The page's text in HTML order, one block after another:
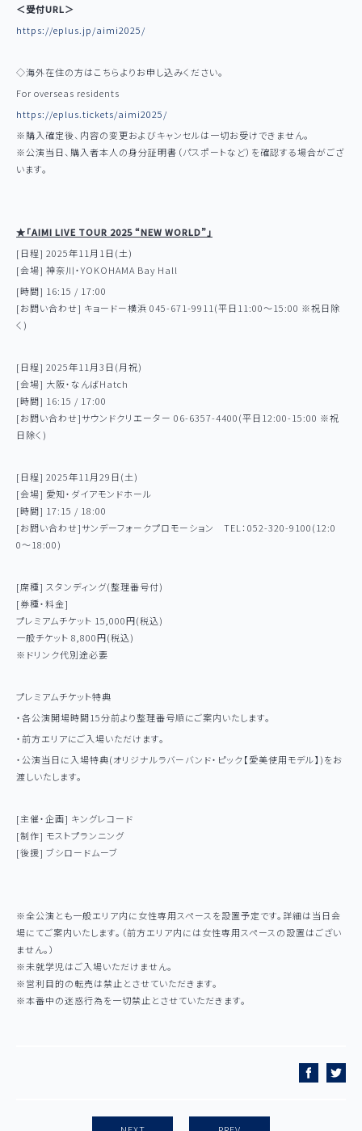
Profile
Link
＜受付URL＞
https://eplus.jp/aimi2025/
◇海外在住の方はこちらよりお申し込みください。
For overseas residents
https://eplus.tickets/aimi2025/
※購入確定後、内容の変更およびキャンセルは一切お受けできません。
※公演当日、購入者本人の身分証明書（パスポートなど）を確認する場合がござ
います。
★「AIMI LIVE TOUR 2025 “NEW WORLD”」
[日程] 2025年11月1日(土)
[会場] 神奈川・YOKOHAMA Bay Hall
[時間] 16:15 / 17:00
[お問い合わせ] キョードー横浜 045-671-9911(平日11:00〜15:00 ※祝日除
く)
[日程] 2025年11月3日(月祝)
[会場] 大阪・なんばHatch
[時間] 16:15 / 17:00
[お問い合わせ]サウンドクリエーター 06-6357-4400(平日12:00-15:00 ※祝
日除く)
[日程] 2025年11月29日(土)
[会場] 愛知・ダイアモンドホール
[時間] 17:15 / 18:00
[お問い合わせ]サンデーフォークプロモーション TEL：052-320-9100(12:0
0〜18:00)
[席種] スタンディング(整理番号付)
[券種・料金]
プレミアムチケット 15,000円(税込)
一般チケット 8,800円(税込)
※ドリンク代別途必要
プレミアムチケット特典
・各公演開場時間15分前より整理番号順にご案内いたします。
・前方エリアにご入場いただけます。
・公演当日に入場特典(オリジナルラバーバンド・ピック【愛美使用モデル】)をお
渡しいたします。
[主催・企画] キングレコード
[制作] モストプランニング
[後援] ブシロードムーブ
※全公演とも一般エリア内に女性専用スペースを設置予定です。詳細は当日会
場にてご案内いたします。（前方エリア内には女性専用スペースの設置はござい
ません。）
※未就学児はご入場いただけません。
※営利目的の転売は禁止とさせていただきます。
※本番中の迷惑行為を一切禁止とさせていただきます。